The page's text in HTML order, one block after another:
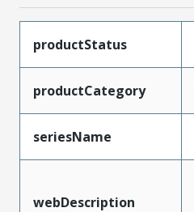
productStatus
productCategory
seriesName
webDescription